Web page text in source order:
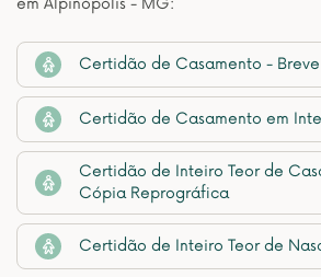
em Alpinópolis - MG:
Certidão de Casamento -
Certidão de Casamento em
Certidão de Inteiro Teor de
Cópia Reprográfica
Certidão de Inteiro Teor de